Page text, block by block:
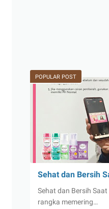
POPULAR POST
Sehat dan Bersih
Sehat dan Bersih
rangka memering…